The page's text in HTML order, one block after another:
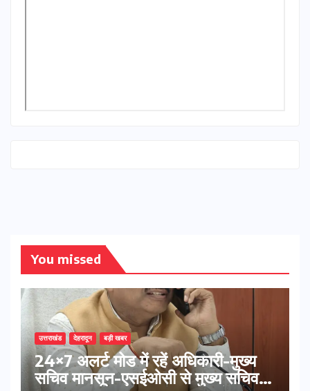
You missed
उत्तराखंड देहरादून बड़ी खबर
24×7 अलर्ट मोड में रहें अधिकारी-मुख्य
सचिव मानसून-एसईओसी से मुख्य सचिव ने